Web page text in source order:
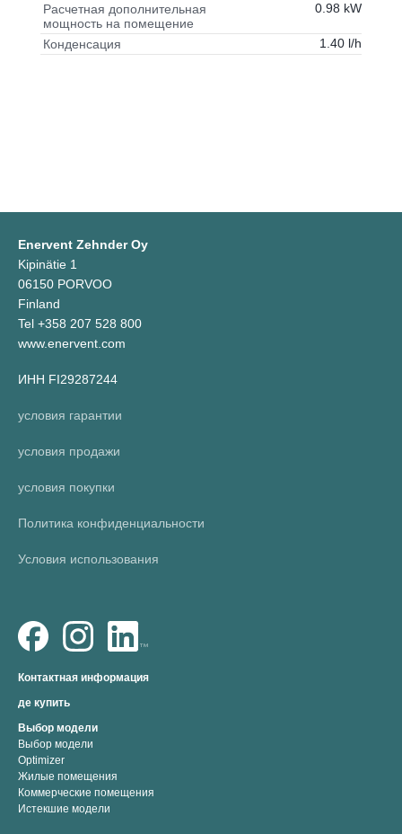
Расчетная дополнительная
мощность на помещение
0.98 kW
Конденсация 1.40 l/h
Enervent Zehnder Oy
Kipinätie 1
06150 PORVOO
Finland
Tel +358 207 528 800
www.enervent.com
ИНН FI29287244
условия гарантии
условия продажи
условия покупки
Политика конфиденциальности
Условия использования
Контактная информация
де купить
Выбор модели
Выбор модели
Optimizer
Жилые помещения
Коммерческие помещения
Истекшие модели